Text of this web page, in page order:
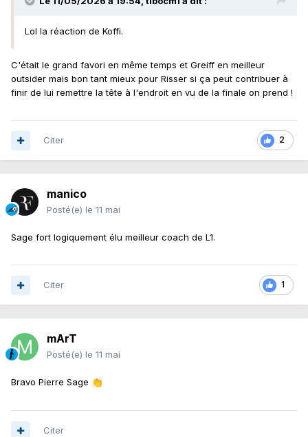
Lol la réaction de Koffi.
C'était le grand favori en même temps et Greiff en meilleur
outsider mais bon tant mieux pour Risser si ça peut contribuer à
finir de lui remettre la tête à l'endroit en vu de la finale on prend !
2
Citer
manico
Posté(e) le 11 mai
Sage fort logiquement élu meilleur coach de L1.
1
Citer
mArT
Posté(e) le 11 mai
Bravo Pierre Sage 👏
Citer